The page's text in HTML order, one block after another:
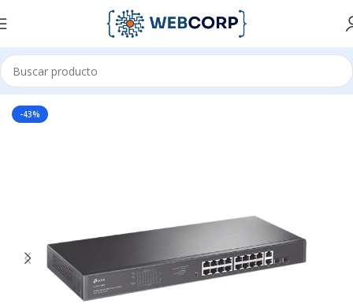
Inicio REDES NETWORKING SWITCH 16 PUERTOS
-43%